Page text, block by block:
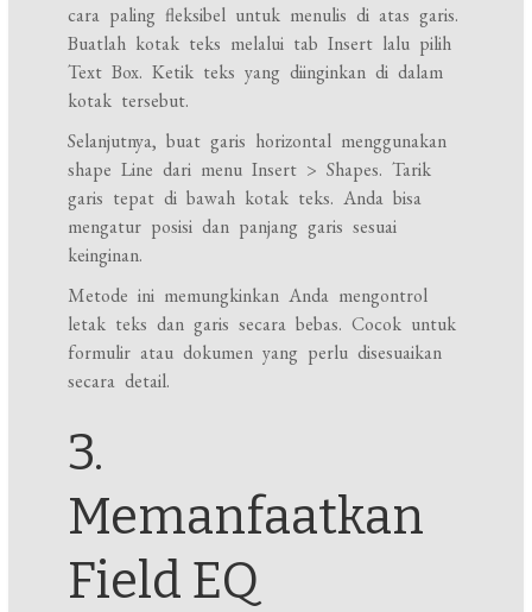
cara paling fleksibel untuk menulis di atas garis.
Buatlah kotak teks melalui tab Insert lalu pilih
Text Box. Ketik teks yang diinginkan di dalam
kotak tersebut.
Selanjutnya, buat garis horizontal menggunakan
shape Line dari menu Insert > Shapes. Tarik
garis tepat di bawah kotak teks. Anda bisa
mengatur posisi dan panjang garis sesuai
keinginan.
Metode ini memungkinkan Anda mengontrol
letak teks dan garis secara bebas. Cocok untuk
formulir atau dokumen yang perlu disesuaikan
secara detail.
3.
Memanfaatkan
Field EQ